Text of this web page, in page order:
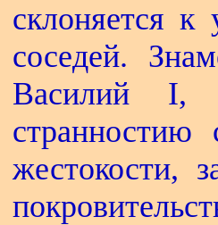
склоняется к
соседей.
Василий I,
странностию
жестокости,